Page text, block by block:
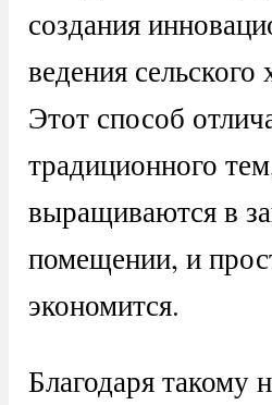
создания
ведения сельского
Этот способ
традиционного
выращиваются в
помещении, и
экономится.
Благодаря такому